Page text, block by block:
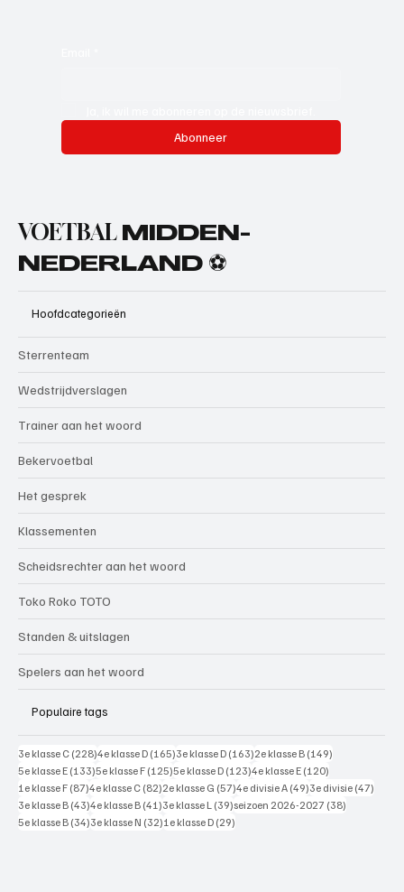
Abonneer
VOETBAL MIDDEN-
NEDERLAND ⚽
Hoofdcategorieën
Sterrenteam
Wedstrijdverslagen
Trainer aan het woord
Bekervoetbal
Het gesprek
Klassementen
Scheidsrechter aan het woord
Toko Roko TOTO
Standen & uitslagen
Spelers aan het woord
Populaire tags
3e klasse C (228)228 posts
4e klasse D (165)165 posts
3e klasse D (163)163 posts
2e klasse B (149)
5e klasse E (133)133 posts
5e klasse F (125)125 posts
5e klasse D (123)123 posts
4e klasse E (120)
1e klasse F (87)87 posts
4e klasse C (82)82 posts
2e klasse G (57)57 posts
4e divisie A (49)49 posts
3e divisie (47)
3e klasse B (43)43 posts
4e klasse B (41)41 posts
3e klasse L (39)39 posts
seizoen 2026-2027 (38)
5e klasse B (34)34 posts
3e klasse N (32)32 posts
1e klasse D (29)